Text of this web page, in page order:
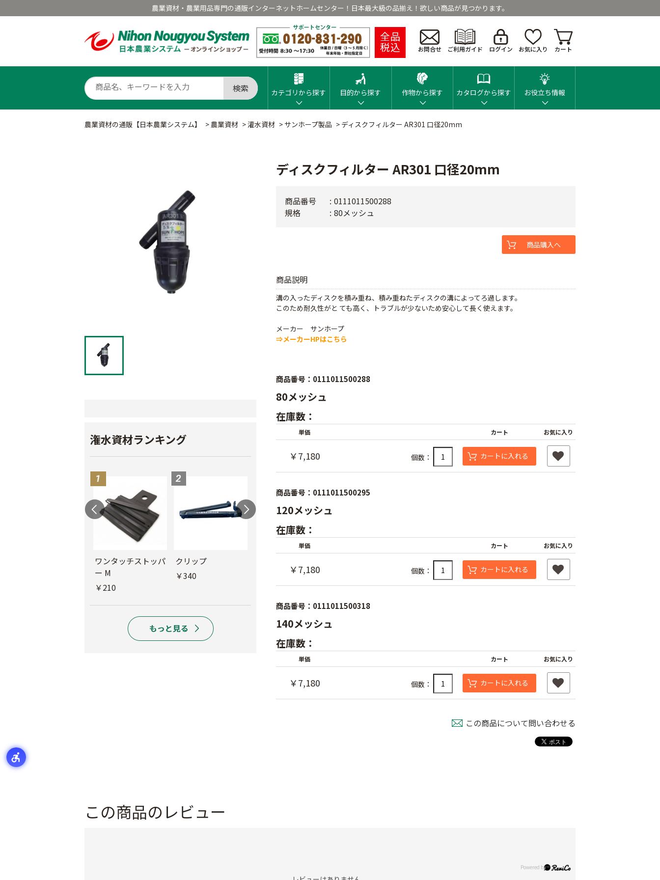
農業資材・農業用品専門の通販インターネットホームセンター！日本最大級の品揃え！欲しい商品が見つかります。
全品
税込 お問合せ ご利用ガイド ログイン お気に入り カート
検索 カテゴリから探す 目的から探す 作物から探す カタログから探す お役立ち情報
農業資材の通販【日本農業システム】 > 農業資材 >灌水資材 > サンホープ製品 > ディスクフィルター AR301 口径20mm
潅水資材ランキング
ワンタッチストッパ
ー M
￥210
クリップ
￥340
20（スミサンス
ワンタッチニップル
25（スミチュー
ブ）
チューブフィルター
M
￥440
ディスクフィルター AR301 口径20mm
商品説明
溝の入ったディスクを積み重ね、積み重ねたディスクの溝によってろ過します。
このため耐久性がと ても高く、トラブルが少ないため安心して長く使えます。
メーカー サンホープ
⇒メーカーHPはこちら
商品番号
0111011500288
規格
80メッシュ
商品購入へ
商品番号：0111011500288
80メッシュ
在庫数：
単価 カート お気に入り
￥7,180 個数： カートに入れる
商品番号：0111011500295
120メッシュ
在庫数：
単価 カート お気に入り
￥7,180 個数： カートに入れる
商品番号：0111011500318
140メッシュ
在庫数：
単価 カート お気に入り
￥7,180 個数： カートに入れる
この商品について問い合わせる
この商品のレビュー